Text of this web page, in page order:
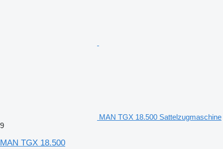
MAN TGX 18.500 Sattelzugmaschine
9
MAN TGX 18.500